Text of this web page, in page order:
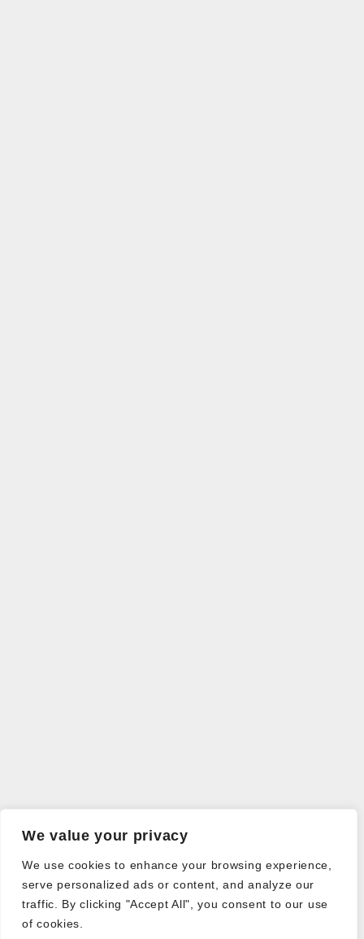
We value your privacy
We use cookies to enhance your browsing experience,
serve personalized ads or content, and analyze our
traffic. By clicking "Accept All", you consent to our use
of cookies.